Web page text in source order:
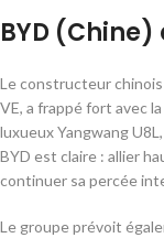
BYD
Le constructeur
VE, a frappé fort avec
luxueux Yangwang
BYD est claire : allier
continuer sa percée
Le groupe prévoit